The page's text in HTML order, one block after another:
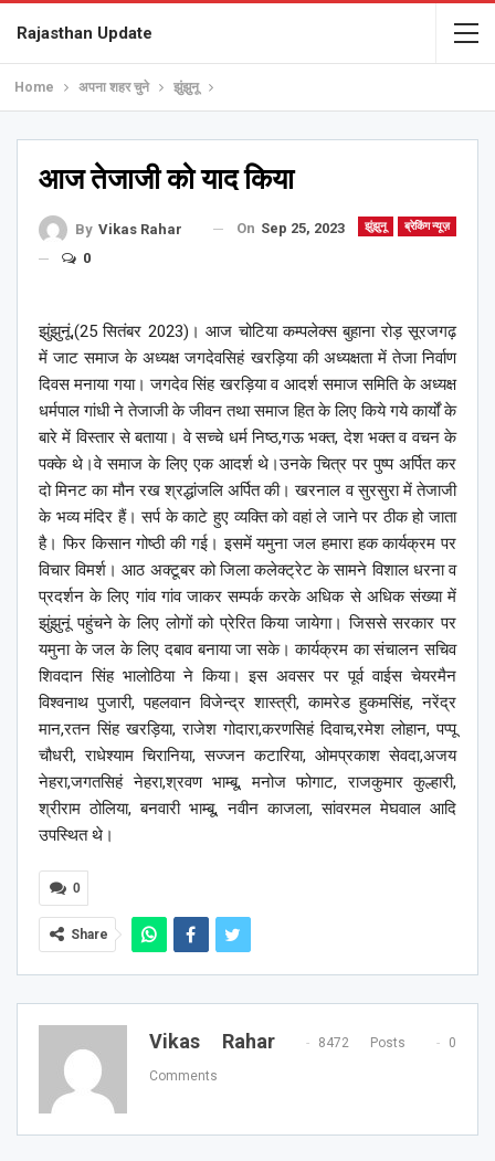
Rajasthan Update
Home अपना शहर चुने झुंझुनू
आज तेजाजी को याद किया
झुंझुनू ब्रेकिंग न्यूज़
By Vikas Rahar On Sep 25, 2023
0
झुंझुनूं,(25 सितंबर 2023)। आज चोटिया कम्पलेक्स बुहाना रोड़ सूरजगढ़
में जाट समाज के अध्यक्ष जगदेवसिहं खरड़िया की अध्यक्षता में तेजा निर्वाण
दिवस मनाया गया। जगदेव सिंह खरड़िया व आदर्श समाज समिति के अध्यक्ष
धर्मपाल गांधी ने तेजाजी के जीवन तथा समाज हित के लिए किये गये कार्यों के
बारे में विस्तार से बताया। वे सच्चे धर्म निष्ठ,गऊ भक्त, देश भक्त व वचन के
पक्के थे।वे समाज के लिए एक आदर्श थे।उनके चित्र पर पुष्प अर्पित कर
दो मिनट का मौन रख श्रद्धांजलि अर्पित की। खरनाल व सुरसुरा में तेजाजी
के भव्य मंदिर हैं। सर्प के काटे हुए व्यक्ति को वहां ले जाने पर ठीक हो जाता
है। फिर किसान गोष्ठी की गई। इसमें यमुना जल हमारा हक कार्यक्रम पर
विचार विमर्श। आठ अक्टूबर को जिला कलेक्ट्रेट के सामने विशाल धरना व
प्रदर्शन के लिए गांव गांव जाकर सम्पर्क करके अधिक से अधिक संख्या में
झुंझुनूं पहुंचने के लिए लोगों को प्रेरित किया जायेगा। जिससे सरकार पर
यमुना के जल के लिए दबाव बनाया जा सके। कार्यक्रम का संचालन सचिव
शिवदान सिंह भालोठिया ने किया। इस अवसर पर पूर्व वाईस चेयरमैन
विश्वनाथ पुजारी, पहलवान विजेन्द्र शास्त्री, कामरेड हुकमसिंह, नरेंद्र
मान,रतन सिंह खरड़िया, राजेश गोदारा,करणसिहं दिवाच,रमेश लोहान, पप्पू
चौधरी, राधेश्याम चिरानिया, सज्जन कटारिया, ओमप्रकाश सेवदा,अजय
नेहरा,जगतसिहं नेहरा,श्रवण भाम्बू, मनोज फोगाट, राजकुमार कुल्हारी,
श्रीराम ठोलिया, बनवारी भाम्बू, नवीन काजला, सांवरमल मेघवाल आदि
उपस्थित थे।
0
Share
Vikas Rahar 8472 Posts 0
Comments